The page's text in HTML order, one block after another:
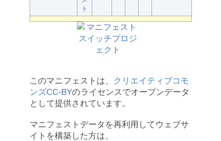
ト
このマニフェストは、
クリエイティブコモ
ンズCC-BYのライセンスでオープンデータ
として提供されています。
マニフェストデータを再利用してウェブサ
イトを構築した方は、